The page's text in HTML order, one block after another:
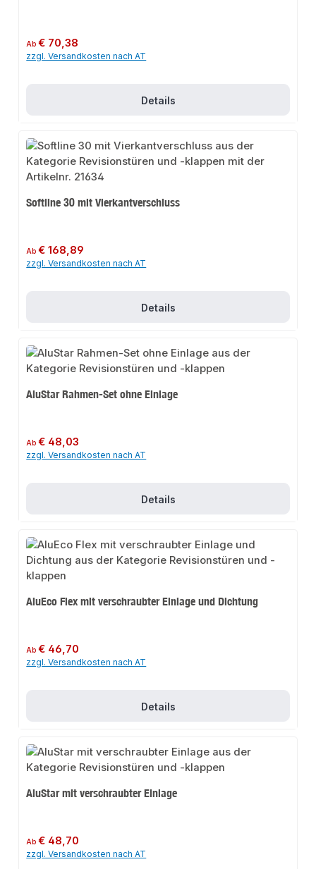
Regulärer Preis:
Ab€ 70,38
zzgl. Versandkosten nach AT
Details
Softline 30 mit Vierkantverschluss
Regulärer Preis:
Ab€ 168,89
zzgl. Versandkosten nach AT
Details
AluStar Rahmen-Set ohne Einlage
Regulärer Preis:
Ab€ 48,03
zzgl. Versandkosten nach AT
Details
AluEco Flex mit verschraubter Einlage und Dichtung
Regulärer Preis:
Ab€ 46,70
zzgl. Versandkosten nach AT
Details
AluStar mit verschraubter Einlage
Regulärer Preis:
Ab€ 48,70
zzgl. Versandkosten nach AT